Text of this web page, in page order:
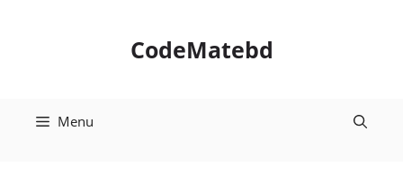
CodeMatebd
Menu